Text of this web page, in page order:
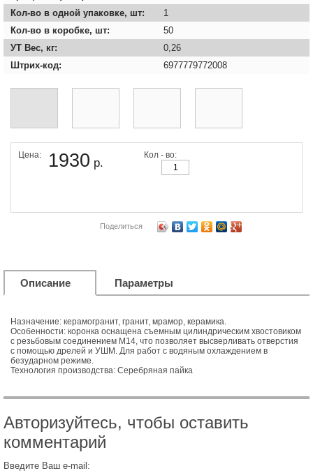
Кол-во в одной упаковке, шт:
1
Кол-во в коробке, шт:
50
УТ Вес, кг:
0,26
Штрих-код:
6977779772008
Цена: 1930 р.
Кол - во:
Поделиться
Описание Параметры
Назначение: керамогранит, гранит, мрамор, керамика.
Особенности: коронка оснащена съемным цилиндрическим хвостовиком
с резьбовым соединением М14, что позволяет высверливать отверстия
с помощью дрелей и УШМ. Для работ с водяным охлаждением в
безударном режиме.
Технология производства: Серебряная пайка
Авторизуйтесь, чтобы оставить
комментарий
Введите Ваш e-mail: